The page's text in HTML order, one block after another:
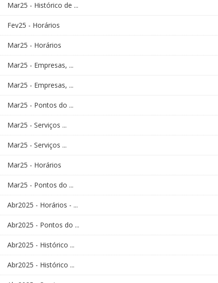
Mar25 - Histórico de ...
Fev25 - Horários
Mar25 - Horários
Mar25 - Empresas, ...
Mar25 - Empresas, ...
Mar25 - Pontos do ...
Mar25 - Serviços ...
Mar25 - Serviços ...
Mar25 - Horários
Mar25 - Pontos do ...
Abr2025 - Horários - ...
Abr2025 - Pontos do ...
Abr2025 - Histórico ...
Abr2025 - Histórico ...